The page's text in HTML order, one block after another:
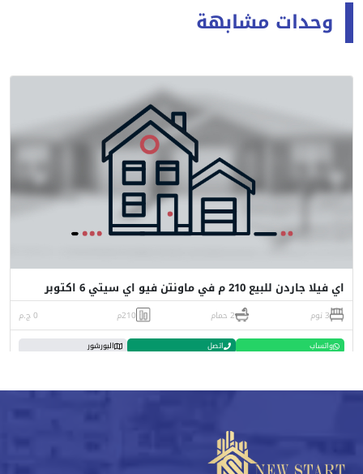
وحدات مشابهة
اي فيلا جاردن للبيع 210 م في ماونتن فيو اي سيتي 6 اكتوبر
3 نوم 2 حمام 210م 0 ج.م
واتساب اتصل البورشور